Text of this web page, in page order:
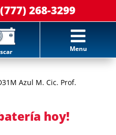
268-3299

Menu
Azul M. Cic. Prof.
hoy!